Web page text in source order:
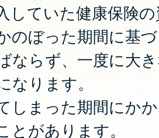
していた健康保険
のぼった期間に基
ならず、一度に大
なります。
しまった期間にか
とがあります。